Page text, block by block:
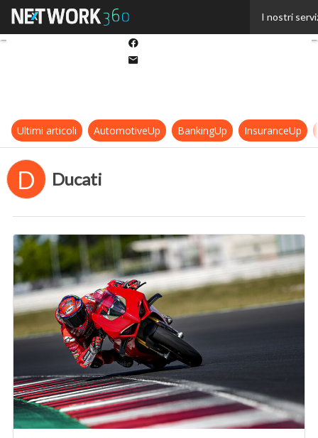
I nostri
Ultimi articoli AutomotiveUp BankingUp InsuranceUp
D Ducati